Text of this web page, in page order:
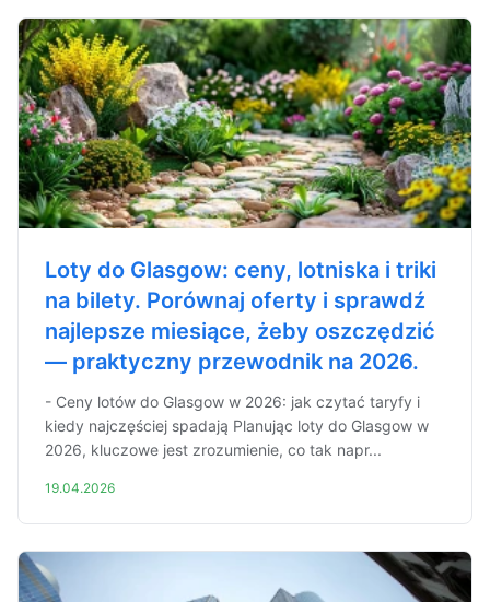
Loty do Glasgow: ceny, lotniska i triki
na bilety. Porównaj oferty i sprawdź
najlepsze miesiące, żeby oszczędzić
— praktyczny przewodnik na 2026.
- Ceny lotów do Glasgow w 2026: jak czytać taryfy i
kiedy najczęściej spadają Planując loty do Glasgow w
2026, kluczowe jest zrozumienie, co tak napr...
19.04.2026